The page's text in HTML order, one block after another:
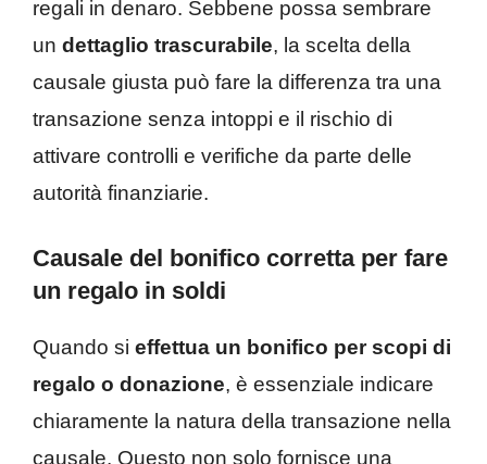
regali in denaro. Sebbene possa sembrare
un dettaglio trascurabile, la scelta della
causale giusta può fare la differenza tra una
transazione senza intoppi e il rischio di
attivare controlli e verifiche da parte delle
autorità finanziarie.
Causale del bonifico corretta per fare
un regalo in soldi
Quando si effettua un bonifico per scopi di
regalo o donazione, è essenziale indicare
chiaramente la natura della transazione nella
causale. Questo non solo fornisce una